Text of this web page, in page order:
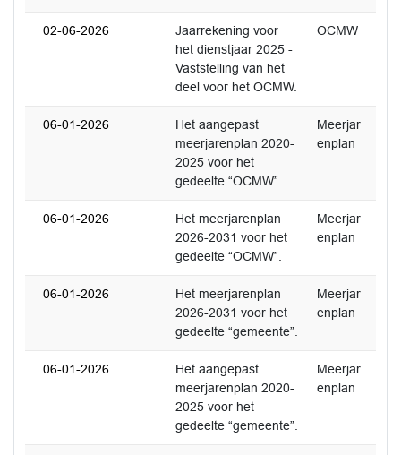
02-06-2026
Jaarrekening voor
het dienstjaar 2025 -
Vaststelling van het
deel voor het OCMW.
OCMW
06-01-2026
Het aangepast
meerjarenplan 2020-
2025 voor het
gedeelte “OCMW”.
Meerjar
enplan
06-01-2026
Het meerjarenplan
2026-2031 voor het
gedeelte “OCMW”.
Meerjar
enplan
06-01-2026
Het meerjarenplan
2026-2031 voor het
gedeelte “gemeente”.
Meerjar
enplan
06-01-2026
Het aangepast
meerjarenplan 2020-
2025 voor het
gedeelte “gemeente”.
Meerjar
enplan